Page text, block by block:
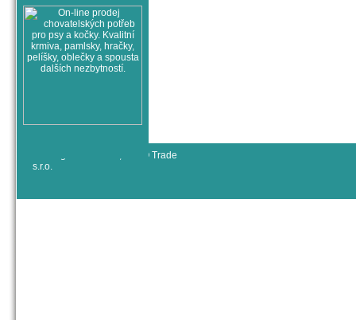
© All rights reserved, RYJO Trade
s.r.o.